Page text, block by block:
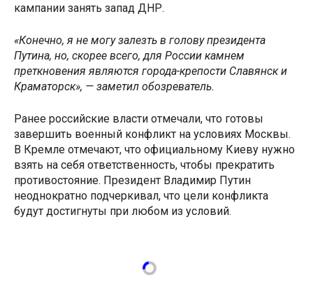
кампании занять запад ДНР.
«Конечно, я не могу залезть в голову президента
Путина, но, скорее всего, для России камнем
преткновения являются города-крепости Славянск и
Краматорск», — заметил обозреватель.
Ранее российские власти отмечали, что готовы
завершить военный конфликт на условиях Москвы.
В Кремле отмечают, что официальному Киеву нужно
взять на себя ответственность, чтобы прекратить
противостояние. Президент Владимир Путин
неоднократно подчеркивал, что цели конфликта
будут достигнуты при любом из условий.